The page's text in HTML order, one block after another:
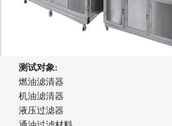
测试对象:
燃油滤清器
机油滤清器
液压过滤器